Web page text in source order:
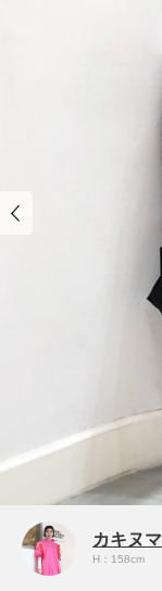
カキヌマ
H：158cm